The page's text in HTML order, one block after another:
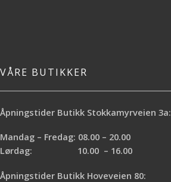
VÅRE BUTIKKER
Åpningstider Butikk Stokkamyrveien 3a:
Mandag – Fredag: 08.00 – 20.00
Lørdag: 10.00 – 16.00
Åpningstider Butikk Hoveveien 80: